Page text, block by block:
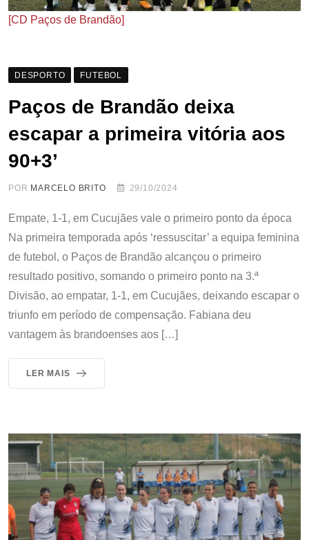
[CD Paços de Brandão]
DESPORTO FUTEBOL
Paços de Brandão deixa
escapar a primeira vitória aos
90+3’
POR MARCELO BRITO 29/10/2024
Empate, 1-1, em Cucujães vale o primeiro ponto da época
Na primeira temporada após ‘ressuscitar’ a equipa feminina
de futebol, o Paços de Brandão alcançou o primeiro
resultado positivo, somando o primeiro ponto na 3.ª
Divisão, ao empatar, 1-1, em Cucujães, deixando escapar o
triunfo em período de compensação. Fabiana deu
vantagem às brandoenses aos […]
LER MAIS